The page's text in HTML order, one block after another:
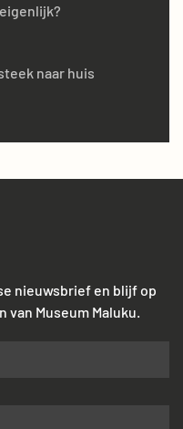
naar huis
nieuwsbrief en blijf op
Museum Maluku.